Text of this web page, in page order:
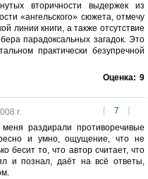
вторичности выдержек из
«ангельского» сюжета, отмечу
линии книги, а также отсутствие
парадоксальных загадок. Это
практически безупречной
Оценка: 9
[ 7 ]
г.
раздирали противоречивые
и умно, ощущение, что не
бесит то, что автор считает, что
и познал, даёт на всё ответы,